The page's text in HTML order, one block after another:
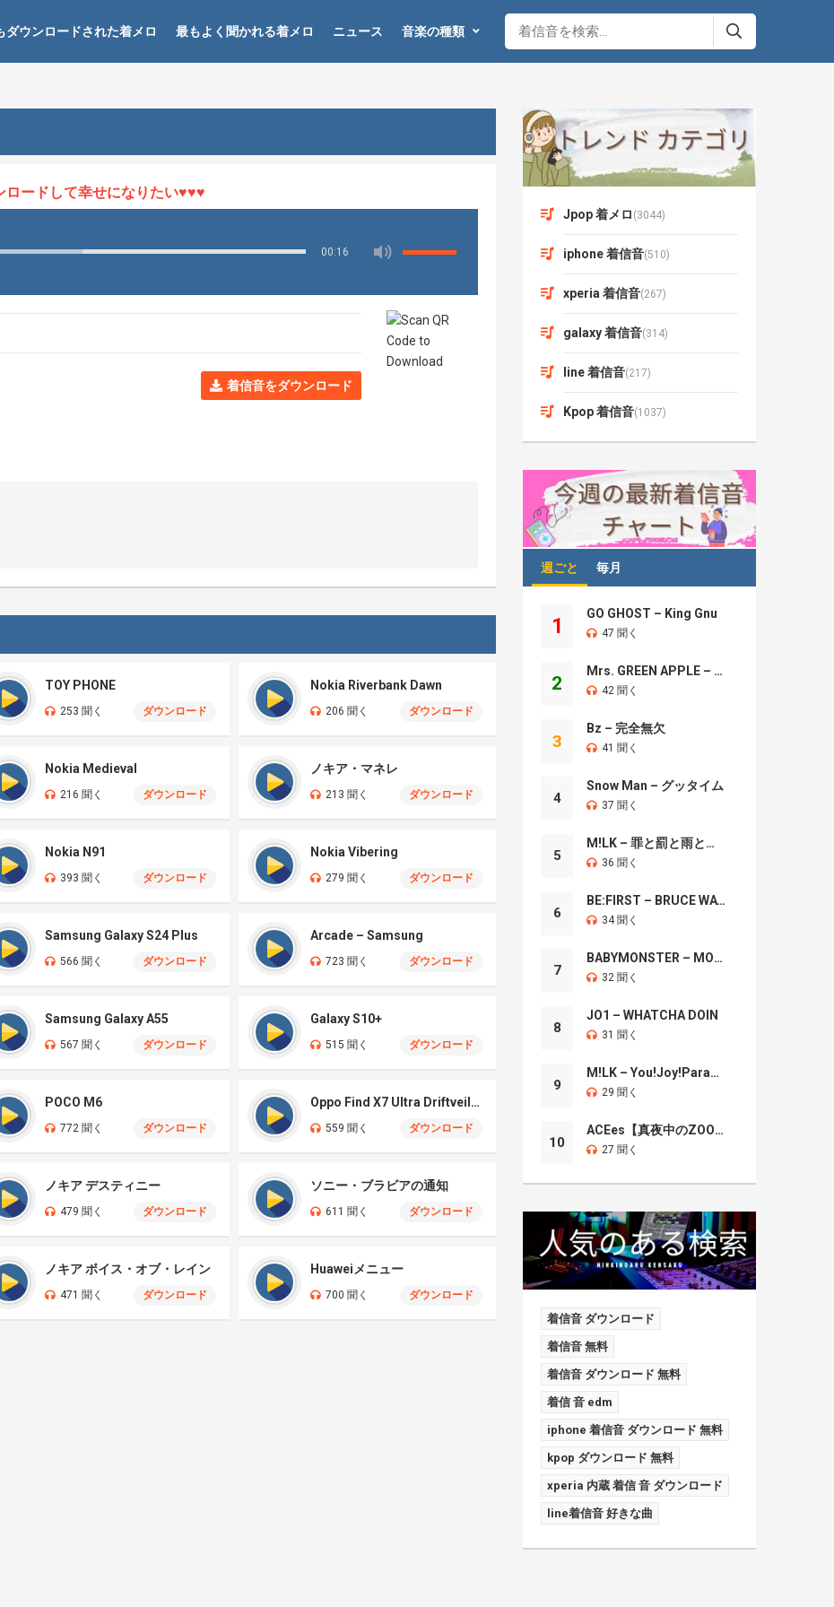
ダウンロードされた着メロ 最もよく聞かれる着メロ ニュース 音楽の種類
ドして幸せになりたい♥♥♥
00:16
着信音をダウンロード
TOY PHONE
253 聞く ダウンロード
Nokia Riverbank Dawn
206 聞く ダウンロード
Nokia Medieval
216 聞く ダウンロード
ノキア・マネレ
213 聞く ダウンロード
Nokia N91
393 聞く ダウンロード
Nokia Vibering
279 聞く ダウンロード
Samsung Galaxy S24 Plus
566 聞く ダウンロード
Arcade – Samsung
723 聞く ダウンロード
Samsung Galaxy A55
567 聞く ダウンロード
Galaxy S10+
515 聞く ダウンロード
POCO M6
772 聞く ダウンロード
Oppo Find X7 Ultra Driftveil Dancing
559 聞く ダウンロード
ノキア デスティニー
479 聞く ダウンロード
ソニー・ブラビアの通知
611 聞く ダウンロード
ノキア ボイス・オブ・レイン
471 聞く ダウンロード
Huaweiメニュー
700 聞く ダウンロード
Jpop 着メロ (3044)
iphone 着信音(510)
xperia 着信音(267)
galaxy 着信音(314)
line 着信音(217)
Kpop 着信音(1037)
週ごと 毎月
1
GO GHOST – King Gnu
47 聞く
2
Mrs. GREEN APPLE – Brand New
42 聞く
3
Bz – 完全無欠
41 聞く
4
Snow Man – グッタイム
37 聞く
5
M!LK – 罪と罰と雨とキス
36 聞く
6
BE:FIRST – BRUCE WAYNE
34 聞く
7
BABYMONSTER – MOON
32 聞く
8
JO1 – WHATCHA DOIN
31 聞く
9
M!LK – You!Joy!Parade!
29 聞く
10
ACEes【真夜中のZOO】
27 聞く
着信音 ダウンロード
着信音 無料
着信音 ダウンロード 無料
着信 音 edm
iphone 着信音 ダウンロード 無料
kpop ダウンロード 無料
xperia 内蔵 着信 音 ダウンロード
line着信音 好きな曲